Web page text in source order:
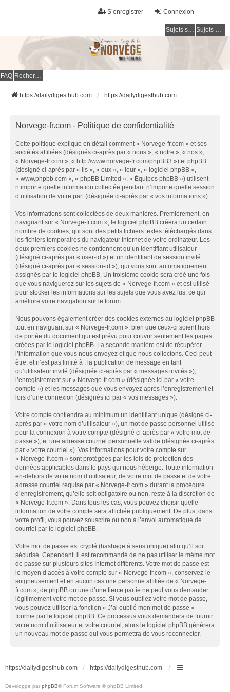
Connexion
S’enregistrer
Sujets sans réponse Sujets actifs
FAQ Rechercher
https://dailydigesthub.com https://dailydigesthub.com
Norvege-fr.com - Politique de confidentialité
Cette politique explique en détail comment « Norvege-fr.com » et ses
sociétés affiliées (désignés ci-après par « nous », « notre », « nos »,
« Norvege-fr.com », « http://www.norvege-fr.com/phpBB3 ») et phpBB
(désigné ci-après par « ils », « eux », « leur », « logiciel phpBB »,
« www.phpbb.com », « phpBB Limited », « Équipes phpBB ») utilisent
n’importe quelle information collectée pendant n’importe quelle session
d’utilisation de votre part (désignée ci-après par « vos informations »).
Vos informations sont collectées de deux manières. Premièrement, en
naviguant sur « Norvege-fr.com », le logiciel phpBB créera un certain
nombre de cookies, qui sont des petits fichiers textes téléchargés dans
les fichiers temporaires du navigateur Internet de votre ordinateur. Les
deux premiers cookies ne contiennent qu’un identifiant utilisateur
(désigné ci-après par « user-id ») et un identifiant de session invité
(désigné ci-après par « session-id »), qui vous sont automatiquement
assignés par le logiciel phpBB. Un troisième cookie sera créé une fois
que vous naviguerez sur les sujets de « Norvege-fr.com » et est utilisé
pour stocker les informations sur les sujets que vous avez lus, ce qui
améliore votre navigation sur le forum.
Nous pouvons également créer des cookies externes au logiciel phpBB
tout en naviguant sur « Norvege-fr.com », bien que ceux-ci soient hors
de portée du document qui est prévu pour couvrir seulement les pages
créées par le logiciel phpBB. La seconde manière est de récupérer
l’information que vous nous envoyez et que nous collectons. Ceci peut
être, et n’est pas limité à : la publication de message en tant
qu’utilisateur invité (désignée ci-après par « messages invités »),
l’enregistrement sur « Norvege-fr.com » (désignée ici par « votre
compte ») et les messages que vous envoyez après l’enregistrement et
lors d’une connexion (désignés ici par « vos messages »).
Votre compte contiendra au minimum un identifiant unique (désigné ci-
après par « votre nom d’utilisateur »), un mot de passe personnel utilisé
pour la connexion à votre compte (désigné ci-après par « votre mot de
passe »), et une adresse courriel personnelle valide (désignée ci-après
par « votre courriel »). Vos informations pour votre compte sur
« Norvege-fr.com » sont protégées par les lois de protection des
données applicables dans le pays qui nous héberge. Toute information
en-dehors de votre nom d’utilisateur, de votre mot de passe et de votre
adresse courriel requise par « Norvege-fr.com » durant la procédure
d’enregistrement, qu’elle soit obligatoire ou non, reste à la discrétion de
« Norvege-fr.com ». Dans tous les cas, vous pouvez choisir quelle
information de votre compte sera affichée publiquement. De plus, dans
votre profil, vous pouvez souscrire ou non à l’envoi automatique de
courriel par le logiciel phpBB.
Votre mot de passe est crypté (hashage à sens unique) afin qu’il soit
sécurisé. Cependant, il est recommandé de ne pas utiliser le même mot
de passe sur plusieurs sites Internet différents. Votre mot de passe est
le moyen d’accès à votre compte sur « Norvege-fr.com », conservez-le
soigneusement et en aucun cas une personne affiliée de « Norvege-
fr.com », de phpBB ou une d’une tierce partie ne peut vous demander
légitimement votre mot de passe. Si vous oubliez votre mot de passe,
vous pouvez utiliser la fonction « J’ai oublié mon mot de passe »
fournie par le logiciel phpBB. Ce processus vous demandera de fournir
votre nom d’utilisateur et votre courriel, alors le logiciel phpBB générera
un nouveau mot de passe qui vous permettra de vous reconnecter.
https://dailydigesthub.com https://dailydigesthub.com
Développé par phpBB® Forum Software © phpBB Limited